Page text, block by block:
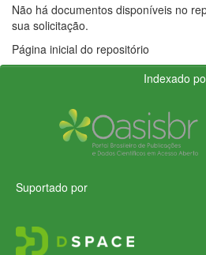
Não há documentos disponíveis no
sua solicitação.
Página inicial do repositório
Indexado
Suportado por